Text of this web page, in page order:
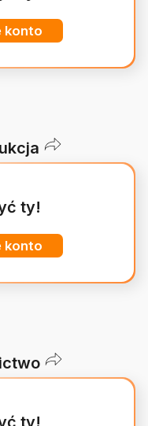
konto
ty!
konto
ty!